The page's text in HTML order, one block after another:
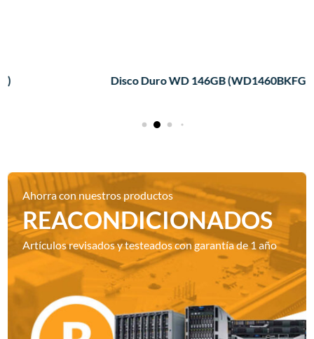
Disco Duro WD 146GB (WD1460BKFG)
Ahorra con nuestros productos
REACONDICIONADOS
Artículos revisados y testeados con garantía de 1 año